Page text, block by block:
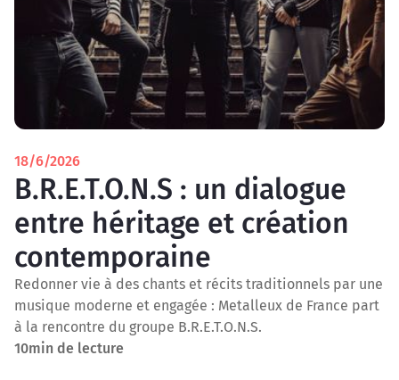
18/6/2026
B.R.E.T.O.N.S : un dialogue
entre héritage et création
contemporaine
Redonner vie à des chants et récits traditionnels par une
musique moderne et engagée : Metalleux de France part
à la rencontre du groupe B.R.E.T.O.N.S.
10min de lecture